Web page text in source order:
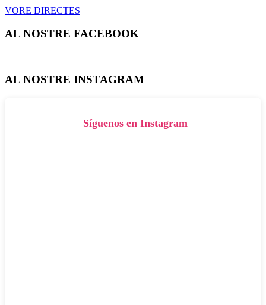
VORE DIRECTES
AL NOSTRE FACEBOOK
AL NOSTRE INSTAGRAM
Síguenos en Instagram